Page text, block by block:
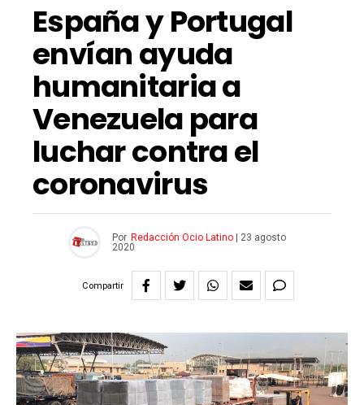
España y Portugal
envían ayuda
humanitaria a
Venezuela para
luchar contra el
coronavirus
Por Redacción Ocio Latino|
23 agosto
2020
Compartir